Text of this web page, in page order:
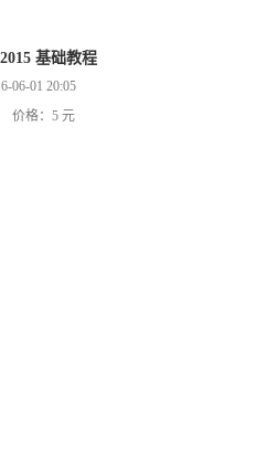
基础教程
06-01 20:05
价格：5 元